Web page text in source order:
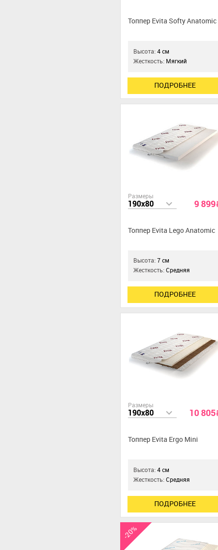
Топпер Evita Softy Anatomic
Высота:4 см
Жесткость: Мягкий
ПОДРОБНЕЕ
Размеры
190x80 9 899
Топпер Evita Lego Anatomic
Высота:7 см
Жесткость:Средняя
ПОДРОБНЕЕ
Размеры
190x80 10 805
Топпер Evita Ergo Mini
Высота:4 см
Жесткость:Средняя
ПОДРОБНЕЕ
-20%